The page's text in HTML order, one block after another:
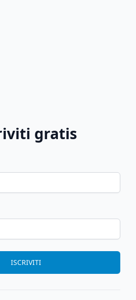
gratis
ISCRIVITI